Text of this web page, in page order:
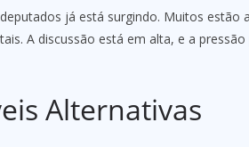
já está surgindo. Muitos estão
A discussão está em alta, e a
Alternativas